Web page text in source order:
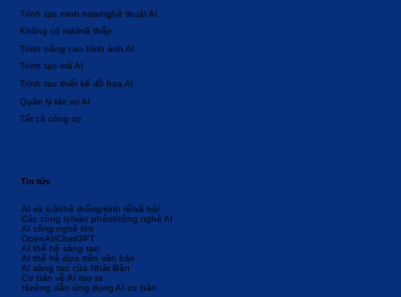
Tất cả công cụ
Quản lý tác vụ AI
Trình tạo thiết kế đồ họa AI
Không có mã/mã thấp
Trình tạo mã AI
Trình nâng cao hình ảnh AI
Trình tạo minh họa/nghệ thuật AI
AI và luật/hệ thống/kinh tế/xã hội
Các công ty/sản phẩm/công nghệ AI
AI công nghệ lớn
OpenAI/ChatGPT
AI thế hệ sáng tạo
AI thế hệ dựa trên văn bản
AI sáng tạo của Nhật Bản
Cơ bản về AI tạo ra
Hướng dẫn ứng dụng AI cơ bản
Tin tức